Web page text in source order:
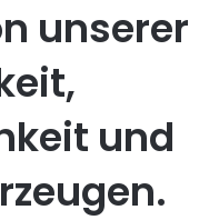
unserer
und